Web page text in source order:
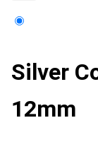
Silver
12mm